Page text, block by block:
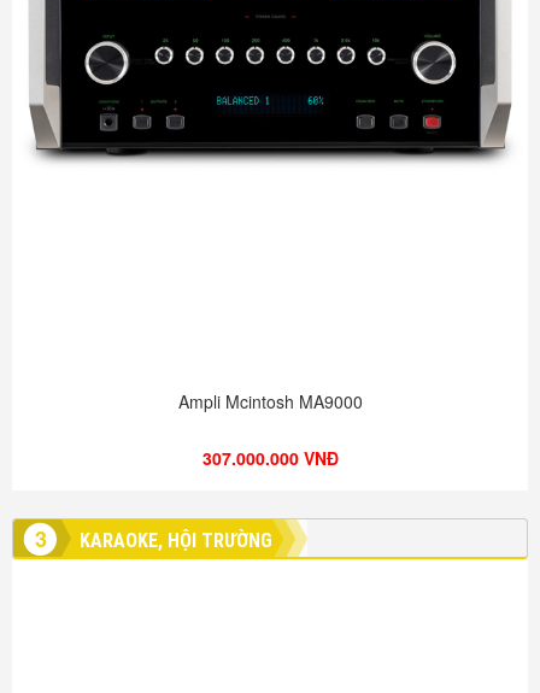
Ampli Mcintosh MA9000
307.000.000 VNĐ
3 KARAOKE, HỘI TRƯỜNG